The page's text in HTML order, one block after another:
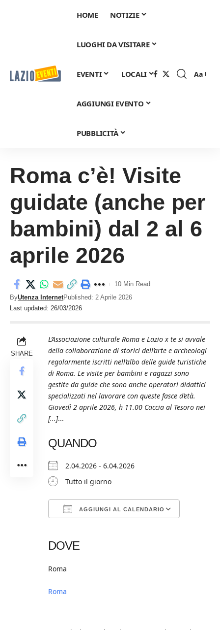
HOME NOTIZIE
LUOGHI DA VISITARE
EVENTI LOCALI
AGGIUNGI EVENTO
PUBBLICITÀ
Font
Aa
Roma c’è! Visite
guidate (anche per
bambini) dal 2 al 6
aprile 2026
Last updated: 26/03/2026
ByUtenza InternetPublished: 2 Aprile 2026
10 Min Read
SHARE
L’Associazione culturale Roma e Lazio x te si avvale
della collaborazione di storici dell’arte e archeologi
regolarmente iscritti nell’albo delle guide turistiche
di Roma. Le visite per bambini e ragazzi sono
gestite da guide che sono anche operatori didattici
specializzati nel lavorare con queste fasce d’età.
Giovedì 2 aprile 2026, h 11.00 Caccia al Tesoro nei
[...]...
QUANDO
2.04.2026 - 6.04.2026
Tutto il giorno
AGGIUNGI AL CALENDARIO
DOVE
Roma
Roma